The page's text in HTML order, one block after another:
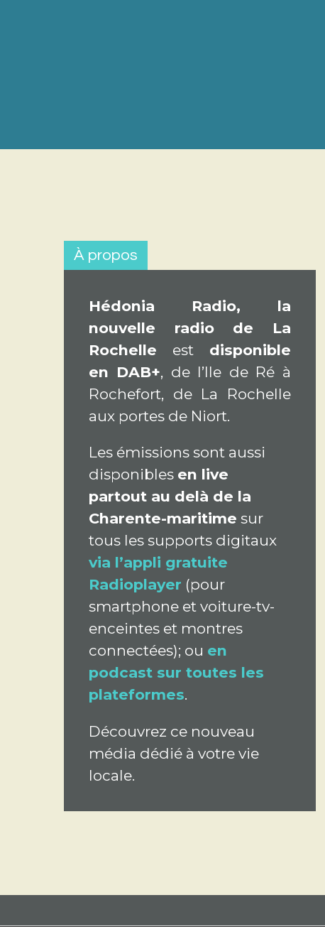
À propos
Hédonia Radio, la
nouvelle radio de La
Rochelle est disponible
en DAB+, de l’Ile de Ré à
Rochefort, de La Rochelle
aux portes de Niort.
Les émissions sont aussi
disponibles en live
partout au delà de la
Charente-maritime sur
tous les supports digitaux
via l’appli gratuite
Radioplayer (pour
smartphone et voiture-tv-
enceintes et montres
connectées); ou en
podcast sur toutes les
plateformes.
Découvrez ce nouveau
média dédié à votre vie
locale.